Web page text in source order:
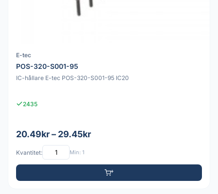
E-tec
POS-320-S001-95
IC-hållare E-tec POS-320-S001-95 IC20
2435
20.49kr – 29.45kr
Kvantitet: Min: 1